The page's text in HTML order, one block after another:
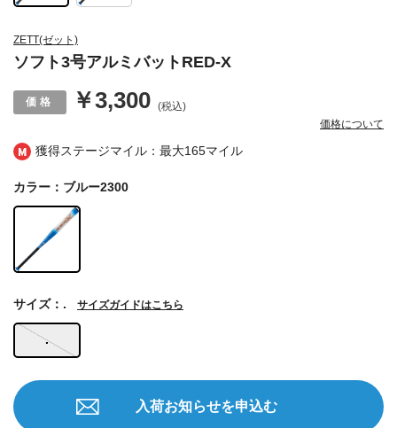
獲得ステージマイル：最大165マイル
ZETT(ゼット)
ソフト3号アルミバットRED-X
￥3,300 (税込)
価格について
カラー：ブルー2300
.
サイズ：. サイズガイドはこちら
入荷お知らせを申込む